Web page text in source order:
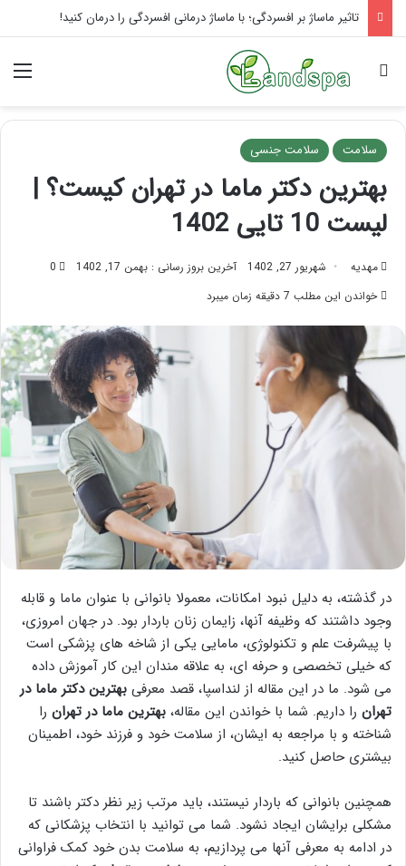
یوگای صورت برای لیفت: راز پوست جوان
جستجو برای
سلامت سلامت جنسی
بهترین دکتر ماما در تهران کیست؟ |
لیست 10 تایی 1402
مهدیه شهریور 27, 1402 آخرین بروز رسانی : بهمن 17, 1402
0
خواندن این مطلب 7 دقیقه زمان میبرد
در گذشته، به دلیل نبود امکانات، معمولا بانوانی با عنوان ماما و قابله
وجود داشتند که وظیفه آنها، زایمان زنان باردار بود. در جهان امروزی،
با پیشرفت علم و تکنولوژی، مامایی یکی از شاخه های پزشکی است
که خیلی تخصصی و حرفه ای، به علاقه مندان این کار آموزش داده
می شود. ما در این مقاله از لنداسپا، قصد معرفی بهترین دکتر ماما در
تهران را داریم. شما با خواندن این مقاله، بهترین ماما در تهران را
شناخته و با مراجعه به ایشان، از سلامت خود و فرزند خود، اطمینان
بیشتری حاصل کنید.
همچنین بانوانی که باردار نیستند، باید مرتب زیر نظر دکتر باشند تا
مشکلی برایشان ایجاد نشود. شما می توانید با انتخاب پزشکانی که
در ادامه به معرفی آنها می پردازیم، به سلامت بدن خود کمک فراوانی